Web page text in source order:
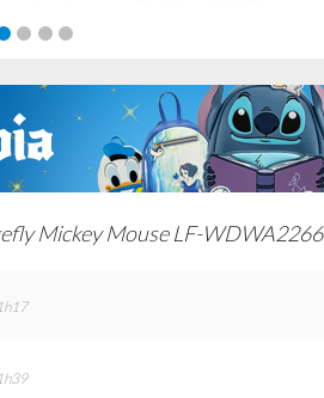
Mickey Mouse LF-WDWA2266